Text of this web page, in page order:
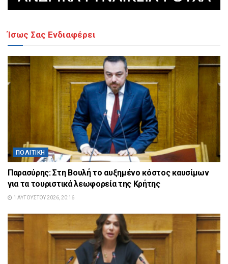
Ίσως Σας Ενδιαφέρει
ΠΟΛΙΤΙΚΉ
Παρασύρης: Στη Βουλή το αυξημένο κόστος καυσίμων
για τα τουριστικά λεωφορεία της Κρήτης
1 ΑΥΓΟΎΣΤΟΥ 2026, 20:16